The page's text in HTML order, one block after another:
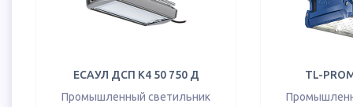
ЕСАУЛ ДСП К4 50 750 Д
Промышленный светильник
TL-